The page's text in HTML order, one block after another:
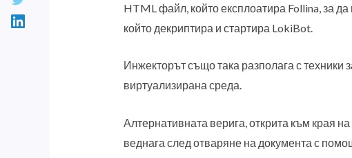
HTML файл, който експлоатира Follina, за
който декриптира и стартира LokiBot.
Инжекторът също така разполага с техники
виртуализирана среда.
Алтернативната верига, открита към края
веднага след отваряне на документа с